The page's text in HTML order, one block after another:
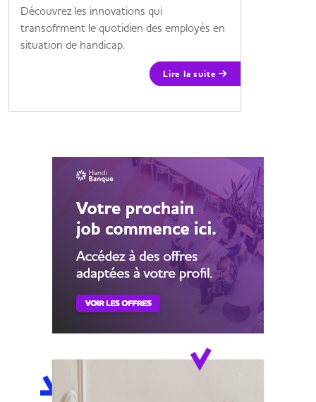
Découvrez les innovations qui
transofrment le quotidien des employés en
situation de handicap.
Lire la suite